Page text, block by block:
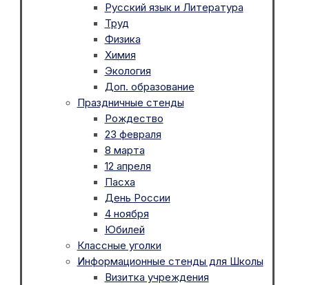
Русский язык и Литература
Труд
Физика
Химия
Экология
Доп. образование
Праздничные стенды
Рождество
23 февраля
8 марта
12 апреля
Пасха
День России
4 ноября
Юбилей
Классные уголки
Информационные стенды для Школы
Визитка учреждения